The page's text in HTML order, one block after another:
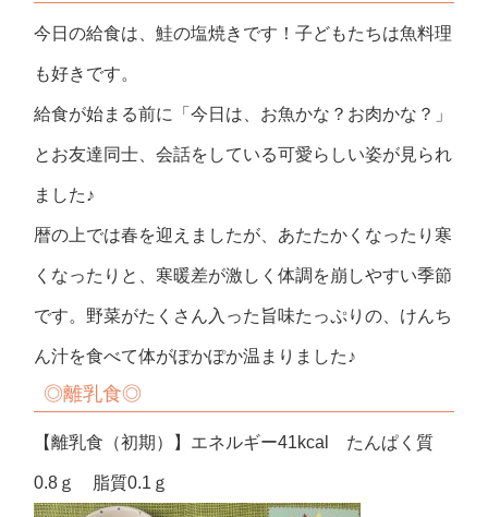
今日の給食は、鮭の塩焼きです！子どもたちは魚料理
も好きです。
給食が始まる前に「今日は、お魚かな？お肉かな？」
とお友達同士、会話をしている可愛らしい姿が見られ
ました♪
暦の上では春を迎えましたが 、あたたかくなったり寒
くなったりと、寒暖差が激しく体調を崩しやすい季節
です。野菜がたくさん入った旨味たっぷりの、けんち
ん汁を食べて体がぽかぽか温まりました♪
◎離乳食◎
【離乳食（初期）】エネルギー41kcal たんぱく質
0.8ｇ 脂質0.1ｇ